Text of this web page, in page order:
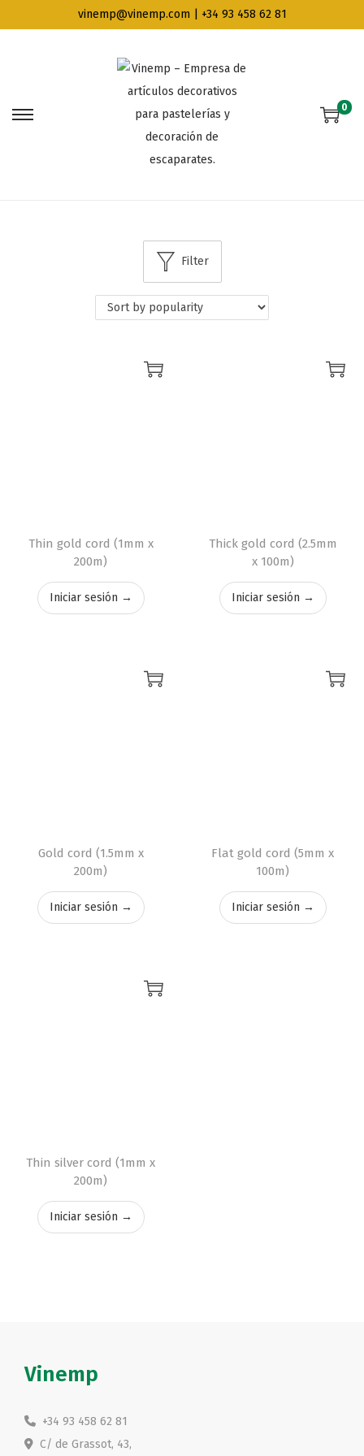
vinemp@vinemp.com | +34 93 458 62 81
0
Filter
Thin gold cord (1mm x
200m)
Iniciar sesión →
Thick gold cord (2.5mm
x 100m)
Iniciar sesión →
Gold cord (1.5mm x
200m)
Iniciar sesión →
Flat gold cord (5mm x
100m)
Iniciar sesión →
Thin silver cord (1mm x
200m)
Iniciar sesión →
Vinemp
+34 93 458 62 81
C/ de Grassot, 43,